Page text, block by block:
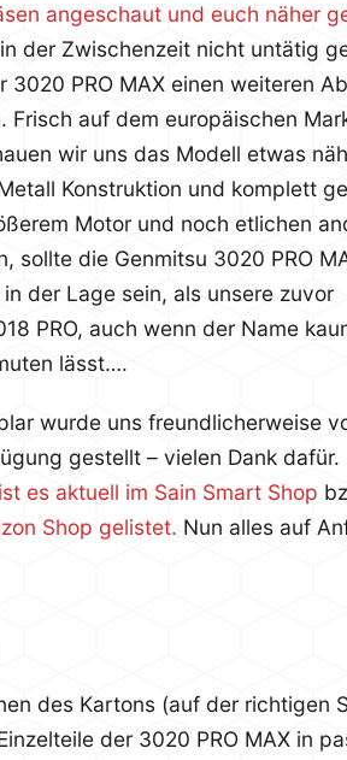
angeschaut und euch näher
der Zwischenzeit nicht untätig
3020 PRO MAX einen weiteren
Frisch auf dem europäischen
wir uns das Modell etwas
Konstruktion und komplett
Motor und noch etlichen
sollte die Genmitsu 3020 PRO
der Lage sein, als unsere zuvor
PRO, auch wenn der Name
lässt….
wurde uns freundlicherweise
gestellt – vielen Dank dafür.
es aktuell im Sain Smart Shop
Shop gelistet. Nun alles auf
des Kartons (auf der richtigen
der 3020 PRO MAX in